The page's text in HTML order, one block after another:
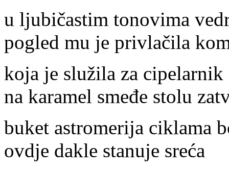
u ljubičastim tonovima
pogled mu je privlačila
koja je služila za cipelarnik
na karamel smeđe stolu
buket astromerija ciklama
ovdje dakle stanuje sreća